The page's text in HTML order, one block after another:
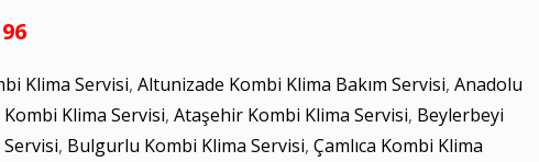
Klima Servisi, Altunizade Kombi Klima Bakım Servisi, Anadolu
Kombi Klima Servisi, Ataşehir Kombi Klima Servisi, Beylerbeyi
, Bulgurlu Kombi Klima Servisi, Çamlıca Kombi Klima